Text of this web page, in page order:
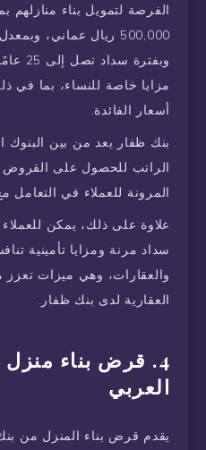
الفرصة لتمويل بناء منازلهم
مزايا خاصة للنساء، بما
أسعار الفائدة.
بنك ظفار يعد من بين البنوك
الراتب للحصول على القروض
المرونة للعملاء في التعامل
علاوة على ذلك، يمكن
سداد مرنة ومزايا تأمينية
والعقارات، وهي ميزات
العقارية لدى بنك ظفار.
4. قرض بناء
العربي
يقدم قرض بناء المنزل من